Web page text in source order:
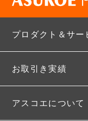
プロダクト＆サー
お取引き実績
アスコエについて